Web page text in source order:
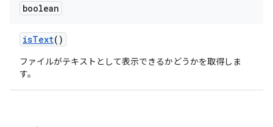
boolean
isText()
ファイルがテキストとして表示できるかどうかを取得しま
す。